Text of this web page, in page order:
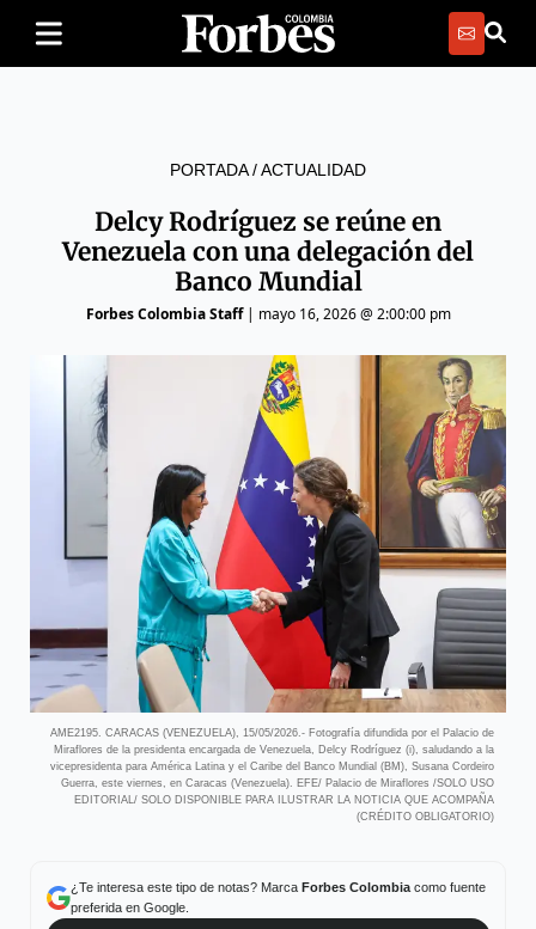
PORTADA/ACTUALIDAD
Delcy Rodríguez se reúne en
Venezuela con una delegación del
Banco Mundial
Forbes Colombia Staff| mayo 16, 2026 @ 2:00:00 pm
AME2195. CARACAS (VENEZUELA), 15/05/2026.- Fotografía difundida por el Palacio de
Miraflores de la presidenta encargada de Venezuela, Delcy Rodríguez (i), saludando a la
vicepresidenta para América Latina y el Caribe del Banco Mundial (BM), Susana Cordeiro
Guerra, este viernes, en Caracas (Venezuela). EFE/ Palacio de Miraflores /SOLO USO
EDITORIAL/ SOLO DISPONIBLE PARA ILUSTRAR LA NOTICIA QUE ACOMPAÑA
(CRÉDITO OBLIGATORIO)
¿Te interesa este tipo de notas? Marca Forbes Colombiacomo fuente
preferida en Google.